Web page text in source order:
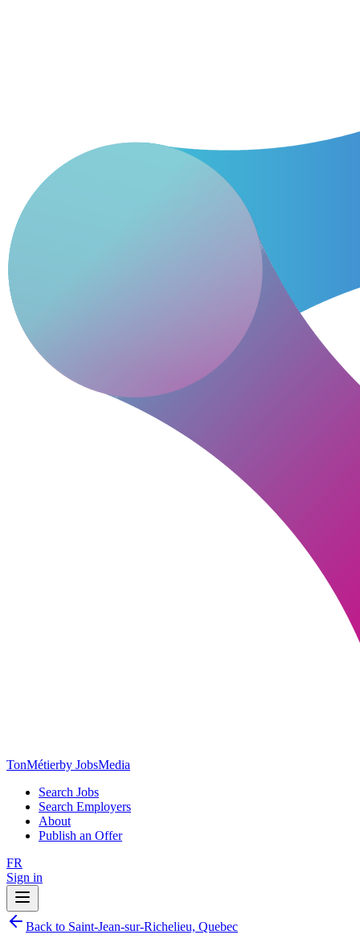
TonMétierby JobsMedia
Search Jobs
Search Employers
About
Publish an Offer
FR
Sign in
Back to Saint-Jean-sur-Richelieu, Quebec